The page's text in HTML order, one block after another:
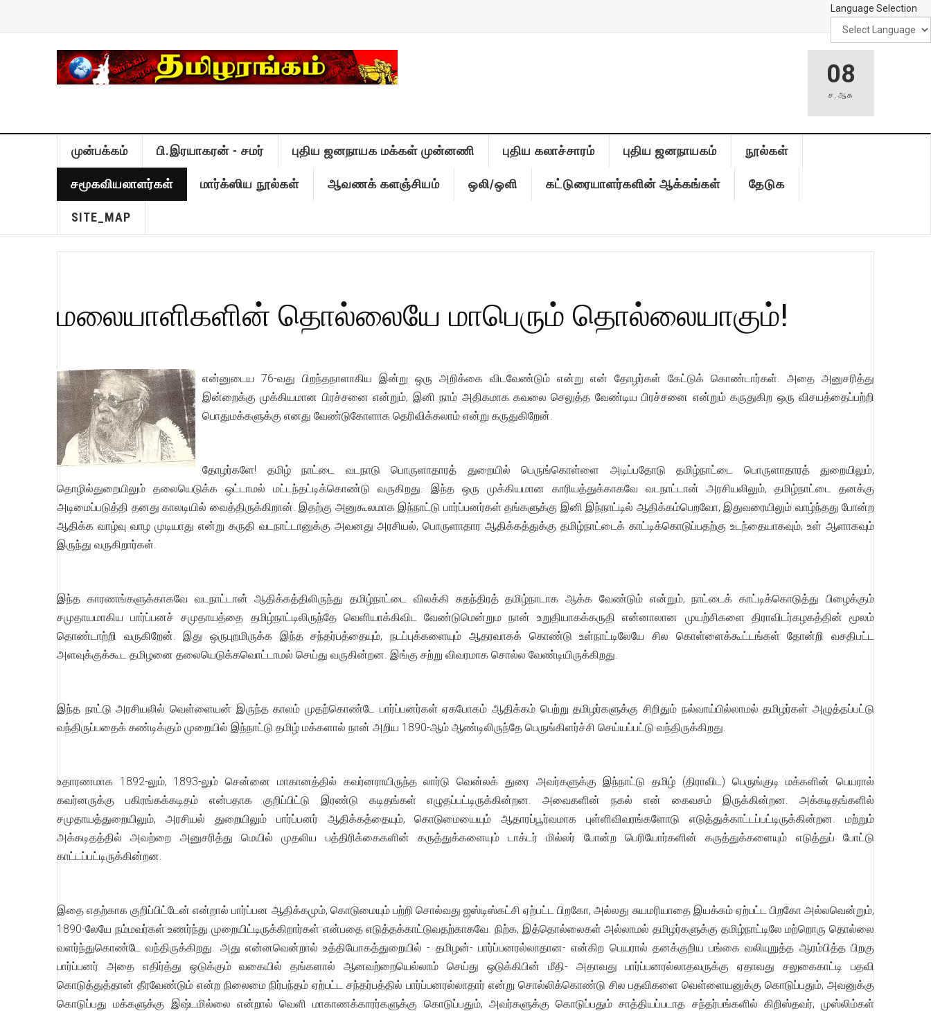
Language Selection
08
ச , ஆக
முன்பக்கம் பி.இரயாகரன் - சமர் புதிய ஜனநாயக மக்கள் முன்னணி புதிய கலாச்சாரம் புதிய ஜனநாயகம் நூல்கள்
சமூகவியலாளர்கள் மார்க்ஸிய நூல்கள் ஆவணக் களஞ்சியம் ஒலி/ஒளி கட்டுரையாளர்களின் ஆக்கங்கள் தேடுக
SITE_MAP
மலையாளிகளின் தொல்லையே மாபெரும் தொல்லையாகும்!
என்னுடைய 76-வது பிறந்தநாளாகிய இன்று ஒரு அறிக்கை விடவேண்டும் என்று என் தோழர்கள் கேட்டுக் கொண்டார்கள். அதை அனுசரித்து
இன்றைக்கு முக்கியமான பிரச்சனை என்றும், இனி நாம் அதிகமாக கவலை செலுத்த வேண்டிய பிரச்சனை என்றும் கருதுகிற ஒரு விசயத்தைப்பற்றி
பொதுமக்களுக்கு எனது வேண்டுகோளாக தெரிவிக்கலாம் என்று கருதுகிறேன்.
தோழர்களே! தமிழ் நாட்டை வடநாடு பொருளாதாரத் துறையில் பெருங்கொள்ளை அடிப்பதோடு தமிழ்நாட்டை பொருளாதாரத் துறையிலும்,
தொழில்துறையிலும் தலையெடுக்க ஒட்டாமல் மட்டந்தட்டிக்கொண்டு வருகிறது. இந்த ஒரு முக்கியமான காரியத்துக்காகவே வடநாட்டான் அரசியலிலும், தமிழ்நாட்டை தனக்கு
அடிமைப்படுத்தி தனது காலடியில் வைத்திருக்கிறான். இதற்கு அனுகூலமாக இந்நாட்டு பார்ப்பனர்கள் தங்களுக்கு இனி இந்நாட்டில் ஆதிக்கம்பெறவோ, இதுவரையிலும் வாழ்ந்தது போன்ற
ஆதிக்க வாழ்வு வாழ முடியாது என்று கருதி வடநாட்டானுக்கு அவனது அரசியல், பொருளாதார ஆதிக்கத்துக்கு தமிழ்நாட்டைக் காட்டிக்கொடுப்பதற்கு உடந்தையாகவும், உள் ஆளாகவும்
இருந்து வருகிறார்கள்.
இந்த காரணங்களுக்காகவே வடநாட்டான் ஆதிக்கத்திலிருந்து தமிழ்நாட்டை விலக்கி சுதந்திரத் தமிழ்நாடாக ஆக்க வேண்டும் என்றும், நாட்டைக் காட்டிக்கொடுத்து பிழைக்கும்
சமுதாயமாகிய பார்ப்பனச் சமுதாயத்தை தமிழ்நாட்டிலிருந்தே வெளியாக்கிவிட வேண்டுமென்றும நான் உறுதியாகக்கருதி என்னாலான முயற்சிகளை திராவிடர்கழகத்தின் மூலம்
தொண்டாற்றி வருகிறேன். இது ஒருபுறமிருக்க இந்த சந்தர்பத்தையும், நடப்புக்களையும் ஆதரவாகக் கொண்டு உள்நாட்டிலேயே சில கொள்ளைக்கூட்டங்கள் தோன்றி வசதிபட்ட
அளவுக்குக்கூட தமிழனை தலையெடுக்கவொட்டாமல் செய்து வருகின்றன. இங்கு சற்று விவரமாக சொல்ல வேண்டியிருக்கிறது.
இந்த நாட்டு அரசியலில் வெள்ளையன் இருந்த காலம் முதற்கொண்டே பார்ப்பனர்கள் ஏகபோகம் ஆதிக்கம் பெற்று தமிழர்களுக்கு சிறிதும் நல்வாய்பில்லாமல் தமிழர்கள் அழுத்தப்பட்டு
வந்திருப்பதைக் கண்டிக்கும் முறையில் இந்நாட்டு தமிழ் மக்களால் நான் அறிய 1890-ஆம் ஆண்டிலிருந்தே பெருங்கிளர்ச்சி செய்யப்பட்டு வந்திருக்கிறது.
உதாரணமாக 1892-லும், 1893-லும் சென்னை மாகானத்தில் கவர்னராயிருந்த லார்டு வென்லக் துரை அவர்களுக்கு இந்நாட்டு தமிழ் (திராவிட) பெருங்குடி மக்களின் பெயரால்
கவர்னருக்கு பகிரங்கக்கடிதம் என்பதாக குறிப்பிட்டு இரண்டு கடிதங்கள் எழுதப்பட்டிருக்கின்றன. அவைகளின் நகல் என் கைவசம் இருக்கின்றன. அக்கடிதங்களில்
சமுதாயத்துறையிலும், அரசியல் துறையிலும் பார்ப்பனர் ஆதிக்கத்தையும், கொடுமையையும் ஆதாரப்பூர்வமாக புள்ளிவிவரங்களோடு எடுத்துக்காட்டப்பட்டிருக்கின்றன. மற்றும்
அக்கடிதத்தில் அவற்றை அனுசரித்து மெயில் முதலிய பத்திரிக்கைகளின் கருத்துக்களையும் டாக்டர் மில்லர் போன்ற பெரியோர்களின் கருத்துக்களையும் எடுத்துப் போட்டு
காட்டப்பட்டிருக்கின்றன.
இதை எதற்காக குறிப்பிட்டேன் என்றால் பார்ப்பன ஆதிக்கமும், கொடுமையும் பற்றி சொல்வது ஜஸ்டிஸ்கட்சி ஏற்பட்ட பிறகோ, அல்லது சுயமரியாதை இயக்கம் ஏற்பட்ட பிறகோ அல்லவென்றும்,
1890-லேயே நம்மவர்கள் உணர்ந்து முறையிட்டிருக்கிறார்கள் என்பதை எடுத்தக்காட்டுவதற்காகவே. நிற்க, இத்தொல்லைகள் அல்லாமல் தமிழர்களுக்கு தமிழ்நாட்டிலே மற்றொரு தொல்லை
வளர்ந்துகொண்டே வந்திருக்கிறது. அது என்னவென்றால் உத்தியோகத்துறையில் - தமிழன்- பார்ப்பனரல்லாதான- என்கிற பெயரால் தனக்குறிய பங்கை வலியுறுத்த ஆரம்பித்த பிறகு
பார்ப்பனர் அதை எதிர்த்து ஒடுக்கும் வகையில் தங்களால் ஆனவற்றையெல்லாம் செய்து ஒடுக்கிபின் மீதி- அதாவது பார்ப்பனரல்லாதவருக்கு ஏதாவது சலுகைகாட்டி பதவி
கொடுத்துத்தான் தீரவேண்டும் என்ற நிலைமை நிர்பந்தம் ஏற்பட்ட சந்தர்பத்தில் பார்ப்பனரல்லாதார் என்று சொல்லிக்கொண்டு சில பதவிகளை வெள்ளையனுக்கு கொடுப்பதும், அவனுக்கு
கொடுப்பது மக்களுக்கு இஷ்டமில்லை என்றால் வெளி மாகாணக்காரர்களுக்கு கொடுப்பதும், அவர்களுக்கு கொடுப்பதும் சாத்தியப்படாத சந்தர்பங்களில் கிறிஸ்தவர், முஸ்லிம்கள்